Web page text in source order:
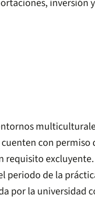
inversión
con permiso
requisito excluyente.
periodo de la
por la universidad